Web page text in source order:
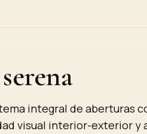
integral de aberturas
visual interior-exterior